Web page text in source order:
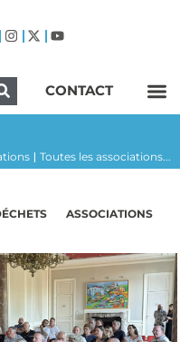
CONTACT
| Toutes les associations...
ASSOCIATIONS